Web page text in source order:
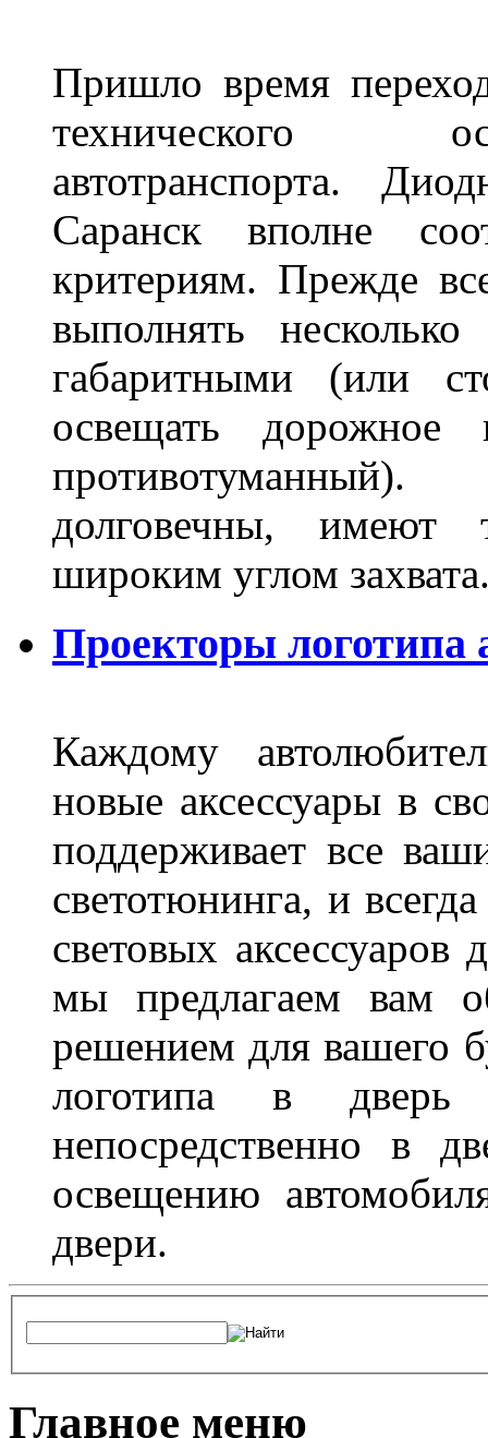
Пришло время
технического
автотранспорта.
Саранск вполне
критериям. Прежде
выполнять
габаритными (или
освещать
долговечны, имеют
широким углом
Проекторы логотипа
Каждому
новые аксессуары в
поддерживает все
светотюнинга, и
световых
мы предлагаем вам
решением для вашего
логотипа в дверь
непосредственно в
освещению
двери.
Главное меню